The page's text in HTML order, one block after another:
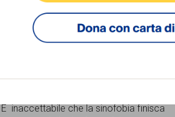
È inaccettabile che la sinofobia finisca